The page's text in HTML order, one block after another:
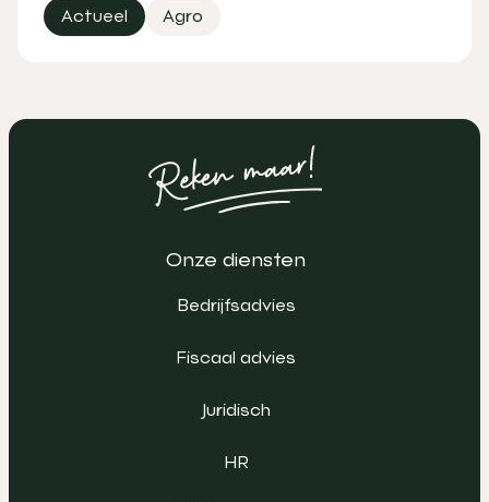
Actueel Agro
Onze diensten
Bedrijfsadvies
Fiscaal advies
Juridisch
HR